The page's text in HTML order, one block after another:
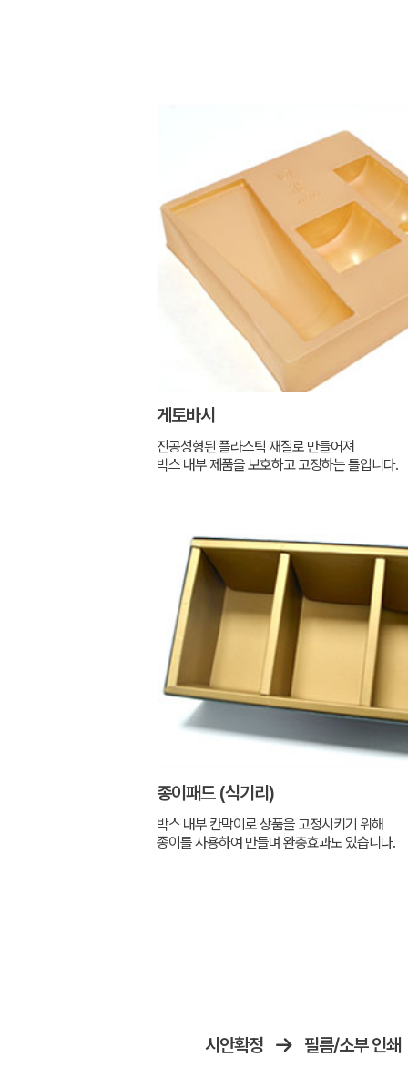
게토바시
진공성형된 플라스틱 재질로 만들어져
박스 내부 제품을 보호하고 고정하는 틀입니다.
종이패드 (식기리)
박스 내부 칸막이로 상품을 고정시키기 위해
종이를 사용하여 만들며 완충효과도 있습니다.
시안확정 필름/소부 인쇄